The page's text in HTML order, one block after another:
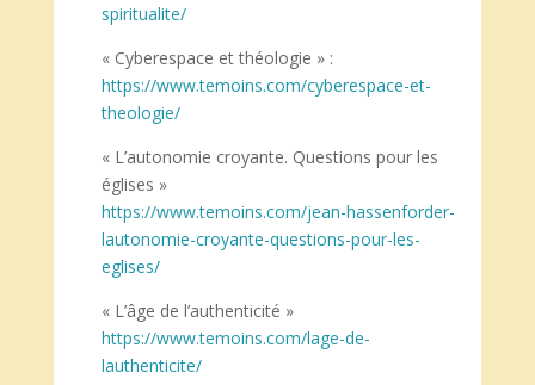
spiritualite/
« Cyberespace et théologie » :
https://www.temoins.com/cyberespace-et-
theologie/
« L’autonomie croyante. Questions pour les
églises »
https://www.temoins.com/jean-hassenforder-
lautonomie-croyante-questions-pour-les-
eglises/
« L’âge de l’authenticité »
https://www.temoins.com/lage-de-
lauthenticite/